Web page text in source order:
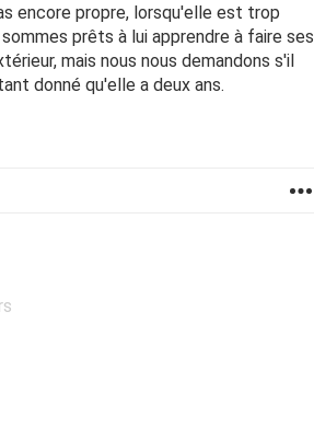
encore propre, lorsqu'elle est trop
prêts à lui apprendre à faire ses
mais nous nous demandons s'il
donné qu'elle a deux ans.